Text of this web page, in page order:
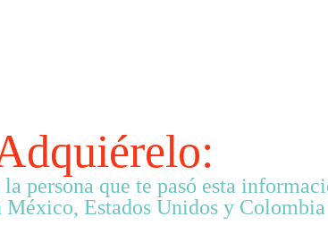
persona que te pasó esta
México, Estados Unidos y